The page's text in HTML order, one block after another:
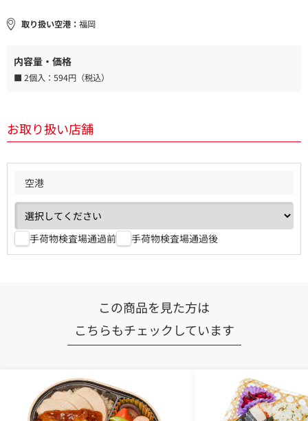
取り扱い空港： 福岡
内容量・価格
■ 2個入： 594円（税込）
お取り扱い店舗
空港
手荷物検査場通過前 手荷物検査場通過後
この商品を見た方は
こちらもチェックしています